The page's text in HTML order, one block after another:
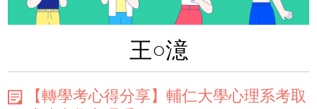
王○澺
【轉學考心得分享】輔仁大學心理系考取